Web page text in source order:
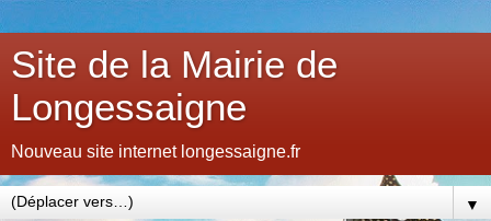
Site de la Mairie de
Longessaigne
Nouveau site internet longessaigne.fr
▼